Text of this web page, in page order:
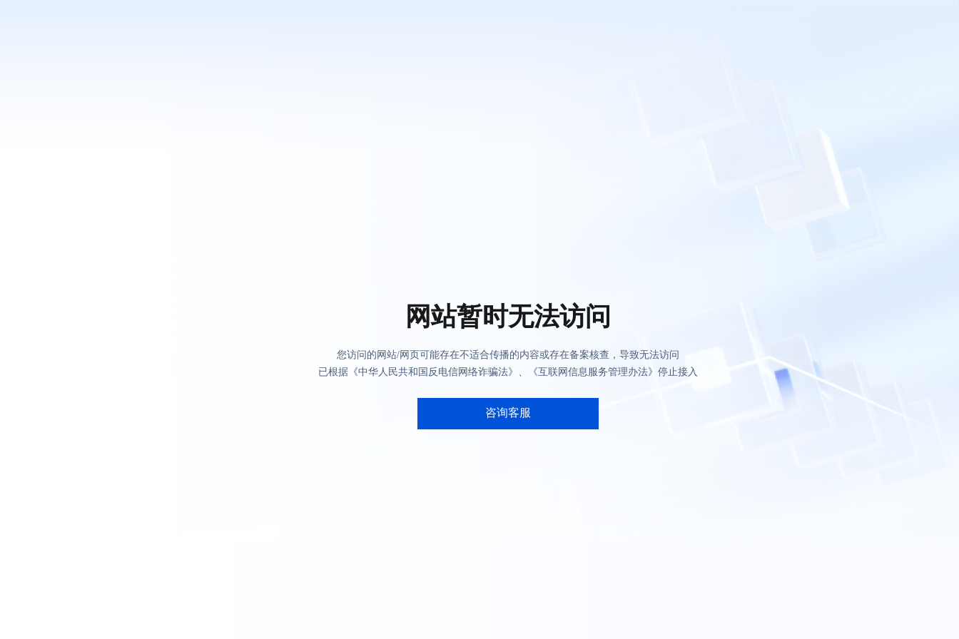
网站暂时无法访问
您访问的网站/网页可能存在不适合传播的内容或存在备案核查，导致无法访问
已根据《中华人民共和国反电信网络诈骗法》、《互联网信息服务管理办法》停止接入
咨询客服